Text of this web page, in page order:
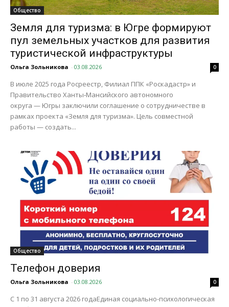
Общество
Земля для туризма: в Югре формируют
пул земельных участков для развития
туристической инфраструктуры
Ольга Зольникова - 03.08.2026 0
В июле 2025 года Росреестр, Филиал ППК «Роскадастр» и
Правительство Ханты‑Мансийского автономного
округа — Югры заключили соглашение о сотрудничестве в
рамках проекта «Земля для туризма». Цель совместной
работы — создать...
Общество
Телефон доверия
Ольга Зольникова - 03.08.2026 0
С 1 по 31 августа 2026 годаЕдиная социально-психологическая